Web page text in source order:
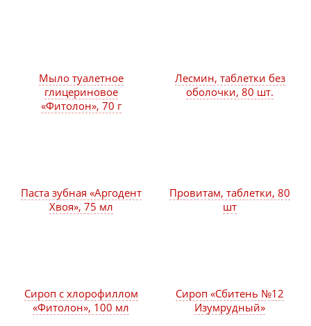
Лесмин, таблетки без
оболочки, 80 шт.
Мыло туалетное
глицериновое
«Фитолон», 70 г
Паста зубная «Аргодент
Хвоя», 75 мл
Провитам, таблетки, 80
шт
Сироп с хлорофиллом
«Фитолон», 100 мл
Сироп «Сбитень №12
Изумрудный»